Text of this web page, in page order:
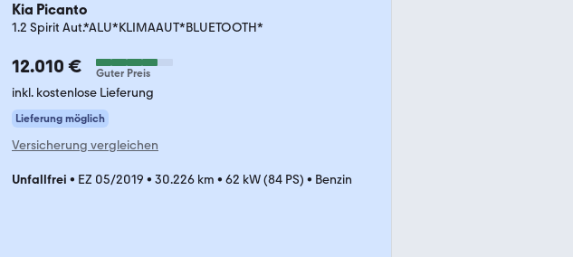
Kia Picanto
1.2 Spirit Aut.*ALU*KLIMAAUT*BLUETOOTH*
12.010 € Guter Preis
inkl. kostenlose Lieferung
Lieferung möglich
Versicherung vergleichen
Unfallfrei • EZ 05/2019 • 30.226 km • 62 kW (84 PS) • Benzin